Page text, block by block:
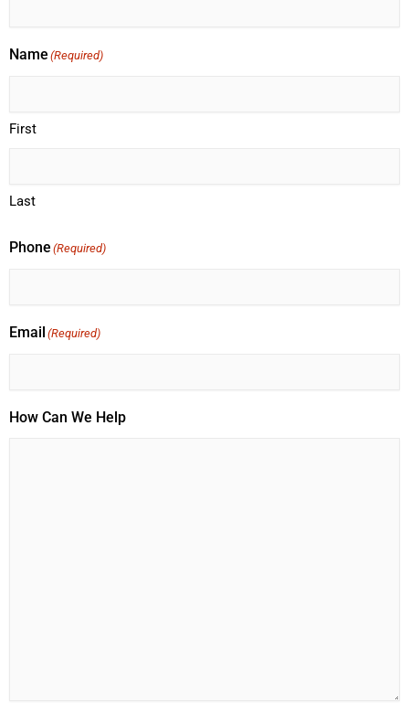
Name (Required)
First
Last
Phone (Required)
Email (Required)
How Can We Help